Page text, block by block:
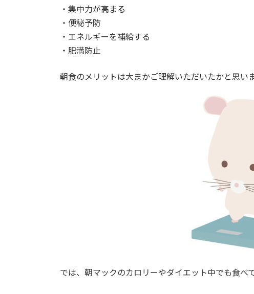
・集中力が高まる
・便秘予防
・エネルギーを補給する
・肥満防止
朝食のメリットは大まかご理解いただいたかと思いま
では、朝マックのカロリーやダイエット中でも食べ